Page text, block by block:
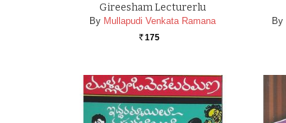
Gireesham Lecturerlu
By Mullapudi Venkata Ramana
Rs. 175
By